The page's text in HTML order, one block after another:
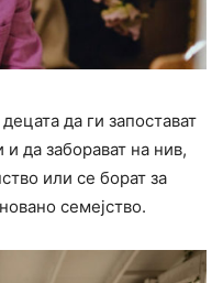
да ги запостават
да заборават на нив,
или се борат за
семејство.